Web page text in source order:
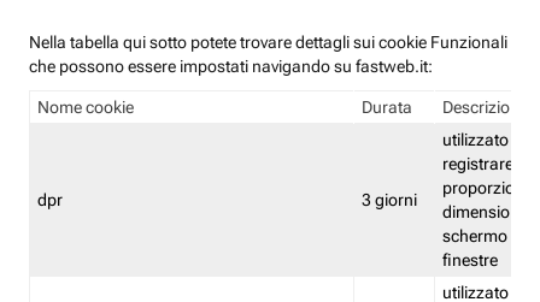
Nella tabella qui sotto potete trovare dettagli sui cookie Funzionali
che possono essere impostati navigando su fastweb.it:
Nome cookie Durata Descrizione
dpr 3 giorni
utilizzato per
registrare le
proporzioni
dimensioni
schermo e
finestre
utilizzato per